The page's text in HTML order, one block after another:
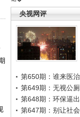
央视网评
第650期：谁来医
第649期：无视公
第648期：环保逼
第647期：别让社